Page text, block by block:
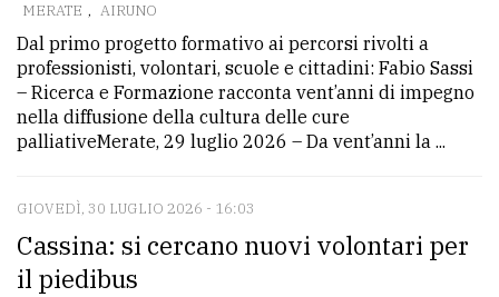
MERATE , AIRUNO
Dal primo progetto formativo ai percorsi rivolti a
professionisti, volontari, scuole e cittadini: Fabio Sassi
– Ricerca e Formazione racconta vent’anni di impegno
nella diffusione della cultura delle cure
palliativeMerate, 29 luglio 2026 – Da vent’anni la ...
GIOVEDÌ, 30 LUGLIO 2026 - 16:03
Cassina: si cercano nuovi volontari per
il piedibus